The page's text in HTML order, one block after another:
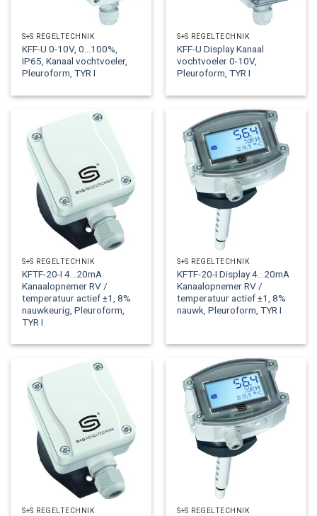
S+S REGELTECHNIK
KFF-U 0-10V, 0…100%,
IP65, Kanaal vochtvoeler,
Pleuroform, TYR I
S+S REGELTECHNIK
KFF-U Display Kanaal
vochtvoeler 0-10V,
Pleuroform, TYR I
S+S REGELTECHNIK
KFTF-20-I 4…20mA
Kanaalopnemer RV /
temperatuur actief ±1, 8%
nauwkeurig, Pleuroform,
TYR I
S+S REGELTECHNIK
KFTF-20-I Display 4…20mA
Kanaalopnemer RV /
temperatuur actief ±1, 8%
nauwk, Pleuroform, TYR I
S+S REGELTECHNIK S+S REGELTECHNIK